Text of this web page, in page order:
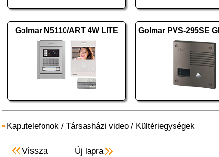
Golmar N5110/ART 4W LITE Golmar PVS-295SE
Kaputelefonok / Társasházi video / Kültériegységek
Vissza Új lapra